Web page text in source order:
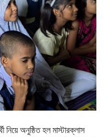
নিয়ে অনুষ্ঠিত হল মাস্টারক্লাস